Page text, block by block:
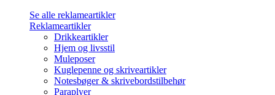
Se alle reklameartikler
Reklameartikler
Drikkeartikler
Hjem og livsstil
Muleposer
Kuglepenne og skriveartikler
Notesbøger & skrivebordstilbehør
Paraplyer